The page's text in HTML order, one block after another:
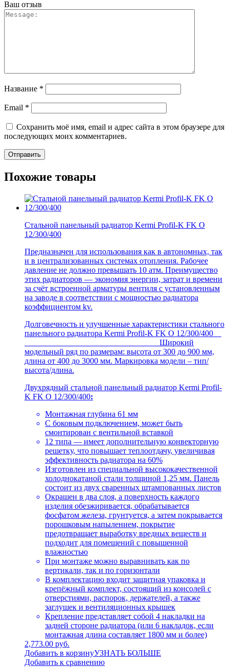
Ваш отзыв
Название *
Email *
Сохранить моё имя, email и адрес сайта в этом браузере для
последующих моих комментариев.
Похожие товары
Стальной панельный радиатор Kermi Profil-K FK O
12/300/400
Предназначен для использования как в автономных, так
и в централизованных системах отопления. Рабочее
давление не должно превышать 10 атм. Преимущество
этих радиаторов — экономия энергии, затрат и времени
за счёт встроенной арматуры вентиля с установленным
на заводе в соответствии с мощностью радиатора
коэффициентом kv.
Долговечность и улучшенные характеристики стального
панельного радиатора Kermi Profil-K FK O 12/300/400
Широкий
модельный ряд по размерам: высота от 300 до 900 мм,
длина от 400 до 3000 мм. Маркировка модели – тип/
высота/длина.
Двухрядный стальной панельный радиатор Kermi Profil-
K FK O 12/300/400:
Монтажная глубина 61 мм
С боковым подключением, может быть
смонтирован с вентильной вставкой
12 типа — имеет дополнительную конвекторную
решетку, что повышает теплоотдачу, увеличивая
эффективность радиатора на 60%
Изготовлен из специальной высококачественной
холоднокатаной стали толщиной 1,25 мм. Панель
состоит из двух сваренных штампованных листов
Окрашен в два слоя, а поверхность каждого
изделия обезжиривается, обрабатывается
фосфатом железа, грунтуется, а затем покрывается
порошковым напылением, покрытие
предотвращает выработку вредных веществ и
подходит для помещений с повышенной
влажностью
При монтаже можно выравнивать как по
вертикали, так и по горизонтали
В комплектацию входит защитная упаковка и
крепёжный комплект, состоящий из консолей с
отверстиями, распорок, держателей, а также
заглушек и вентиляционных крышек
Крепление представляет собой 4 накладки на
задней стороне радиатора (или 6 накладок, если
монтажная длина составляет 1800 мм и более)
2,773.00 руб.
Добавить в корзинуУЗНАТЬ БОЛЬШЕ
Добавить к сравнению